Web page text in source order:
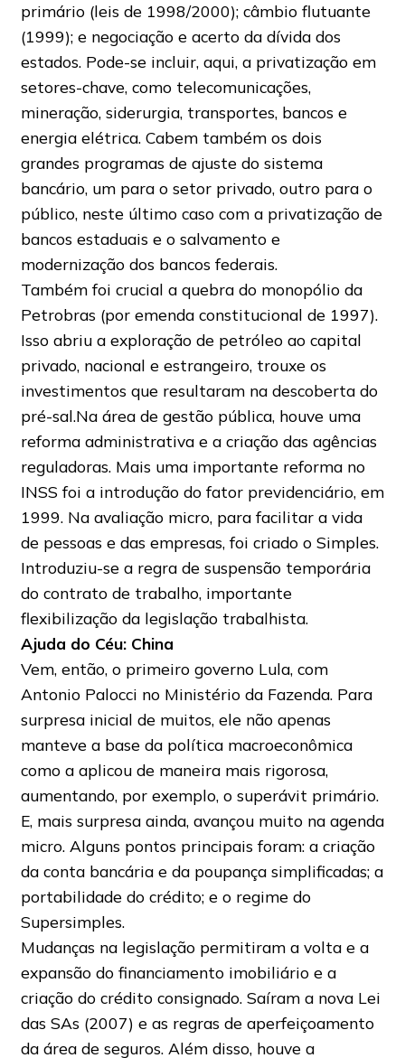
primário (leis de 1998/2000); câmbio flutuante
(1999); e negociação e acerto da dívida dos
estados. Pode-se incluir, aqui, a privatização em
setores-chave, como telecomunicações,
mineração, siderurgia, transportes, bancos e
energia elétrica. Cabem também os dois
grandes programas de ajuste do sistema
bancário, um para o setor privado, outro para o
público, neste último caso com a privatização de
bancos estaduais e o salvamento e
modernização dos bancos federais.
Também foi crucial a quebra do monopólio da
Petrobras (por emenda constitucional de 1997).
Isso abriu a exploração de petróleo ao capital
privado, nacional e estrangeiro, trouxe os
investimentos que resultaram na descoberta do
pré-sal.Na área de gestão pública, houve uma
reforma administrativa e a criação das agências
reguladoras. Mais uma importante reforma no
INSS foi a introdução do fator previdenciário, em
1999. Na avaliação micro, para facilitar a vida
de pessoas e das empresas, foi criado o Simples.
Introduziu-se a regra de suspensão temporária
do contrato de trabalho, importante
flexibilização da legislação trabalhista.
Ajuda do Céu: China
Vem, então, o primeiro governo Lula, com
Antonio Palocci no Ministério da Fazenda. Para
surpresa inicial de muitos, ele não apenas
manteve a base da política macroeconômica
como a aplicou de maneira mais rigorosa,
aumentando, por exemplo, o superávit primário.
E, mais surpresa ainda, avançou muito na agenda
micro. Alguns pontos principais foram: a criação
da conta bancária e da poupança simplificadas; a
portabilidade do crédito; e o regime do
Supersimples.
Mudanças na legislação permitiram a volta e a
expansão do financiamento imobiliário e a
criação do crédito consignado. Saíram a nova Lei
das SAs (2007) e as regras de aperfeiçoamento
da área de seguros. Além disso, houve a